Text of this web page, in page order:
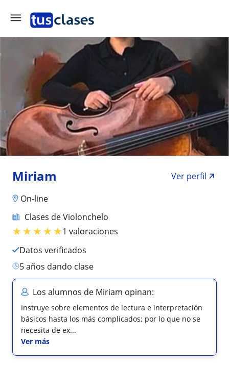
Miriam
Ver perfil
On-line
Clases de Violonchelo
★★★★★1 valoraciones
Datos verificados
5 años dando clase
Los alumnos de Miriam opinan:
Instruye sobre elementos de lectura e interpretación
básicos hasta los más complicados; por lo que no se
necesita de ex...
Ver más